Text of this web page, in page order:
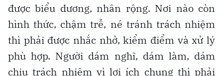
được biểu dương, nhân rộng. Nơi nào còn
hình thức, chậm trễ, né tránh trách nhiệm
thì phải được nhắc nhở, kiểm điểm và xử lý
phù hợp. Người dám nghĩ, dám làm, dám
chịu trách nhiệm vì lợi ích chung thì phải